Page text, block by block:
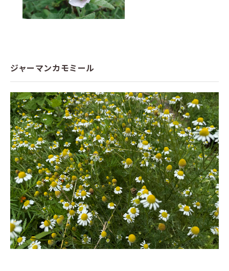
ジャーマンカモミール